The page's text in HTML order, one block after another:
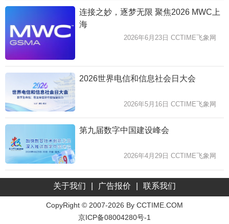
连接之妙，逐梦无限 聚焦2026 MWC上
海
2026年6月23日 CCTIME飞象网
2026世界电信和信息社会日大会
2026年5月16日 CCTIME飞象网
第九届数字中国建设峰会
2026年4月29日 CCTIME飞象网
关于我们 广告报价 联系我们
CopyRight © 2007-2026 By CCTIME.COM
京ICP备08004280号-1